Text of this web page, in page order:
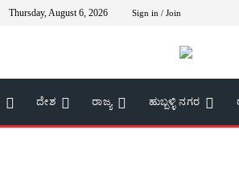
Thursday, August 6, 2026 Sign in / Join
ದೇಶ ರಾಜ್ಯ ಹುಬ್ಬಳ್ಳಿ ನಗರ